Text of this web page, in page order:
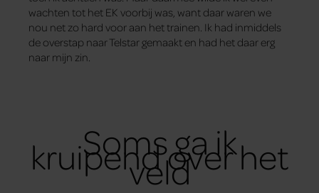
wachten tot het EK voorbij was, want daar waren we
nou net zo hard voor aan het trainen. Ik had inmiddels
de overstap naar Telstar gemaakt en had het daar erg
naar mijn zin.
Soms ga ik
kruipend over het
veld